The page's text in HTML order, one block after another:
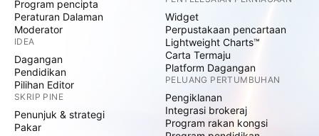
Program pencipta
Peraturan Dalaman
Moderator
IDEA
Dagangan
Pendidikan
Pilihan Editor
SKRIP PINE
Penunjuk & strategi
Pakar
Widget
Perpustakaan pencartaan
Lightweight Charts™
Carta Termaju
Platform Dagangan
PELUANG PERTUMBUHAN
Pengiklanan
Integrasi brokeraj
Program rakan kongsi